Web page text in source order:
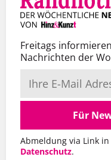
Freitags
Nachrichten der
Für
Abmeldung via Link
Datenschutz.